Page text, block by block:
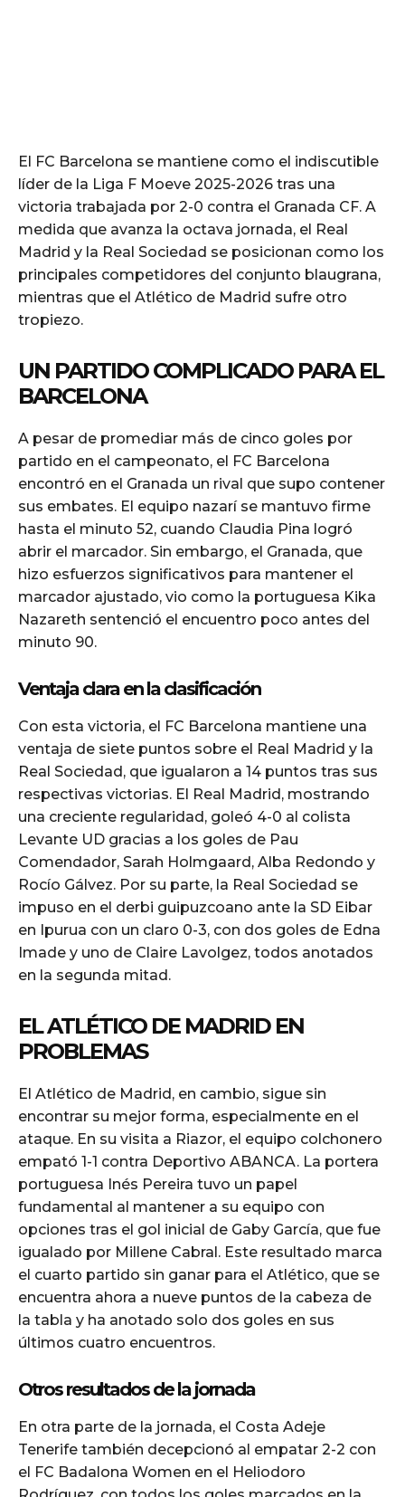
El FC Barcelona se mantiene como el indiscutible
líder de la Liga F Moeve 2025-2026 tras una
victoria trabajada por 2-0 contra el Granada CF. A
medida que avanza la octava jornada, el Real
Madrid y la Real Sociedad se posicionan como los
principales competidores del conjunto blaugrana,
mientras que el Atlético de Madrid sufre otro
tropiezo.
UN PARTIDO COMPLICADO PARA EL
BARCELONA
A pesar de promediar más de cinco goles por
partido en el campeonato, el FC Barcelona
encontró en el Granada un rival que supo contener
sus embates. El equipo nazarí se mantuvo firme
hasta el minuto 52, cuando Claudia Pina logró
abrir el marcador. Sin embargo, el Granada, que
hizo esfuerzos significativos para mantener el
marcador ajustado, vio como la portuguesa Kika
Nazareth sentenció el encuentro poco antes del
minuto 90.
Ventaja clara en la clasificación
Con esta victoria, el FC Barcelona mantiene una
ventaja de siete puntos sobre el Real Madrid y la
Real Sociedad, que igualaron a 14 puntos tras sus
respectivas victorias. El Real Madrid, mostrando
una creciente regularidad, goleó 4-0 al colista
Levante UD gracias a los goles de Pau
Comendador, Sarah Holmgaard, Alba Redondo y
Rocío Gálvez. Por su parte, la Real Sociedad se
impuso en el derbi guipuzcoano ante la SD Eibar
en Ipurua con un claro 0-3, con dos goles de Edna
Imade y uno de Claire Lavolgez, todos anotados
en la segunda mitad.
EL ATLÉTICO DE MADRID EN
PROBLEMAS
El Atlético de Madrid, en cambio, sigue sin
encontrar su mejor forma, especialmente en el
ataque. En su visita a Riazor, el equipo colchonero
empató 1-1 contra Deportivo ABANCA. La portera
portuguesa Inés Pereira tuvo un papel
fundamental al mantener a su equipo con
opciones tras el gol inicial de Gaby García, que fue
igualado por Millene Cabral. Este resultado marca
el cuarto partido sin ganar para el Atlético, que se
encuentra ahora a nueve puntos de la cabeza de
la tabla y ha anotado solo dos goles en sus
últimos cuatro encuentros.
Otros resultados de la jornada
En otra parte de la jornada, el Costa Adeje
Tenerife también decepcionó al empatar 2-2 con
el FC Badalona Women en el Heliodoro